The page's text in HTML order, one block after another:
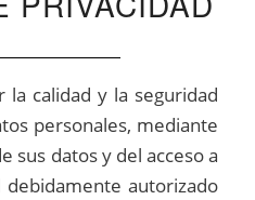
calidad y la seguridad
personales, mediante
sus datos y del acceso a
autorizado